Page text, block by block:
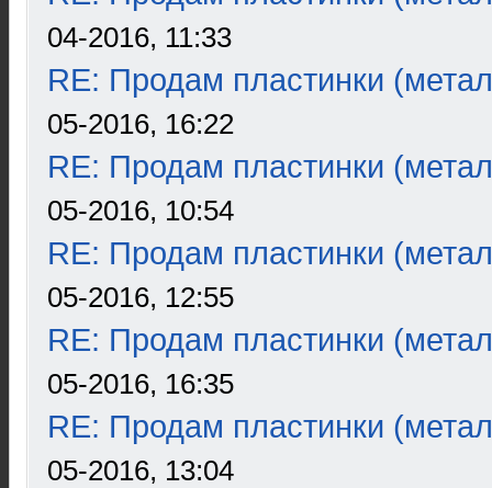
04-2016, 11:33
RE: Продам пластинки
05-2016, 16:22
RE: Продам пластинки
05-2016, 10:54
RE: Продам пластинки
05-2016, 12:55
RE: Продам пластинки
05-2016, 16:35
RE: Продам пластинки
05-2016, 13:04